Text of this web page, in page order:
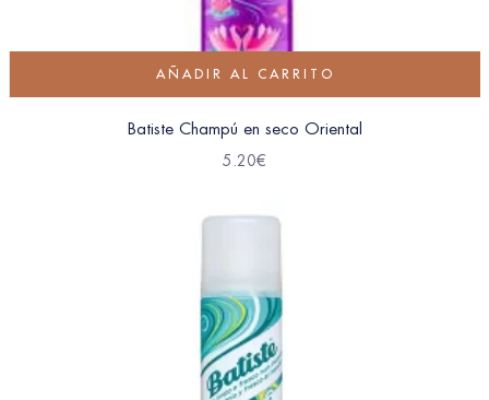
AÑADIR AL CARRITO
Batiste Champú en seco Oriental
5.20€